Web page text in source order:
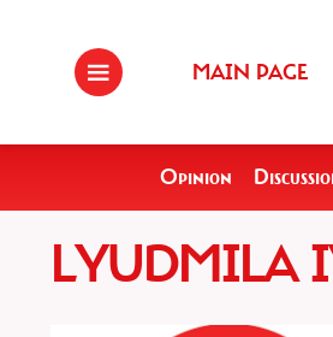
MAIN PAGE
Opinion
LYUDMILA